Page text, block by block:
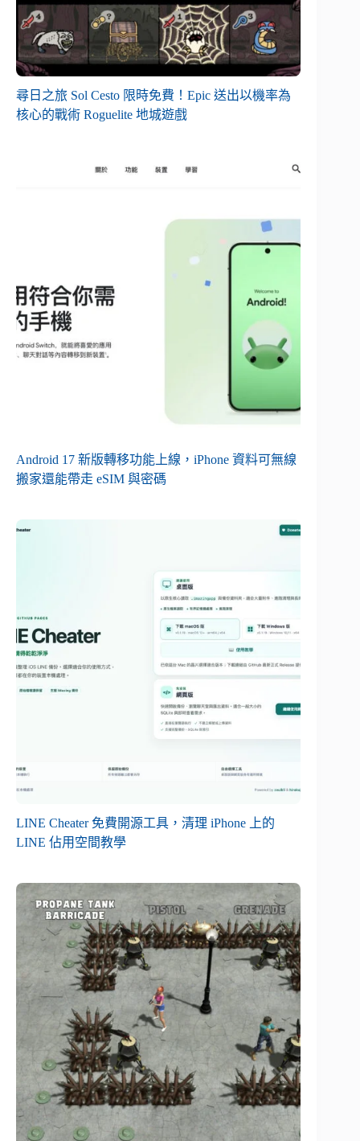
尋日之旅 Sol Cesto 限時免費！Epic 送出以機率為
核心的戰術 Roguelite 地城遊戲
Android 17 新版轉移功能上線，iPhone 資料可無線
搬家還能帶走 eSIM 與密碼
LINE Cheater 免費開源工具，清理 iPhone 上的
LINE 佔用空間教學